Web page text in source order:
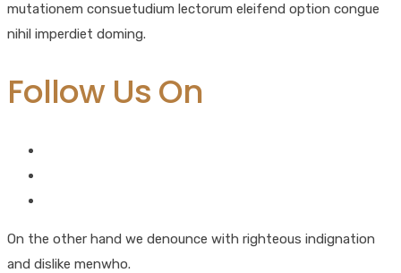
mutationem consuetudium lectorum eleifend option congue
nihil imperdiet doming.
Follow Us On
On the other hand we denounce with righteous indignation
and dislike menwho.